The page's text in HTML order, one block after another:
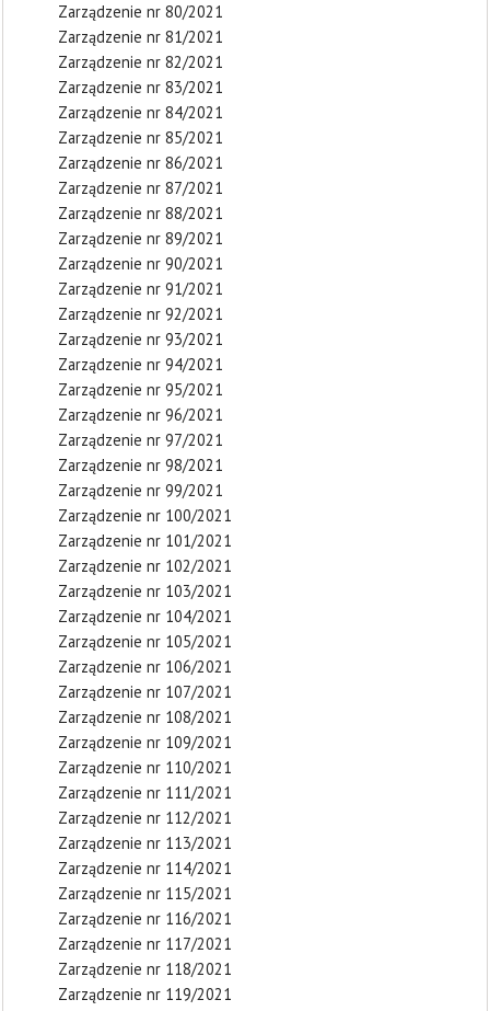
Zarządzenie nr 80/2021
Zarządzenie nr 81/2021
Zarządzenie nr 82/2021
Zarządzenie nr 83/2021
Zarządzenie nr 84/2021
Zarządzenie nr 85/2021
Zarządzenie nr 86/2021
Zarządzenie nr 87/2021
Zarządzenie nr 88/2021
Zarządzenie nr 89/2021
Zarządzenie nr 90/2021
Zarządzenie nr 91/2021
Zarządzenie nr 92/2021
Zarządzenie nr 93/2021
Zarządzenie nr 94/2021
Zarządzenie nr 95/2021
Zarządzenie nr 96/2021
Zarządzenie nr 97/2021
Zarządzenie nr 98/2021
Zarządzenie nr 99/2021
Zarządzenie nr 100/2021
Zarządzenie nr 101/2021
Zarządzenie nr 102/2021
Zarządzenie nr 103/2021
Zarządzenie nr 104/2021
Zarządzenie nr 105/2021
Zarządzenie nr 106/2021
Zarządzenie nr 107/2021
Zarządzenie nr 108/2021
Zarządzenie nr 109/2021
Zarządzenie nr 110/2021
Zarządzenie nr 111/2021
Zarządzenie nr 112/2021
Zarządzenie nr 113/2021
Zarządzenie nr 114/2021
Zarządzenie nr 115/2021
Zarządzenie nr 116/2021
Zarządzenie nr 117/2021
Zarządzenie nr 118/2021
Zarządzenie nr 119/2021